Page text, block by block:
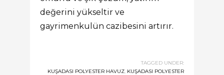
değerini yükseltir ve
gayrimenkulün cazibesini artırır.
TAGGED UNDER:
KUŞADASI POLYESTER HAVUZ, KUŞADASI POLYESTER